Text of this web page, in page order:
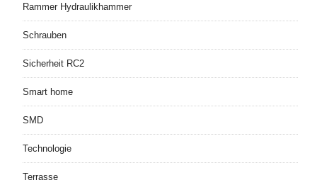
Rammer Hydraulikhammer
Schrauben
Sicherheit RC2
Smart home
SMD
Technologie
Terrasse